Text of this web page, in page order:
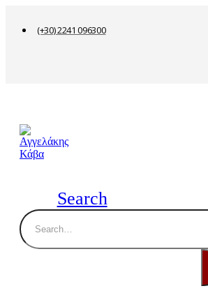
(+30) 2241 096300
Search